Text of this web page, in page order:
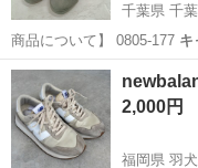
千葉県 千
商品について】 0805-177 キ
千葉 千葉市
2,000円
福岡県 羽